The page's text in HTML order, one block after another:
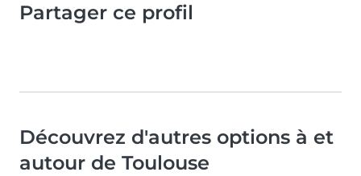
Partager ce profil
Découvrez d'autres options à et
autour de Toulouse